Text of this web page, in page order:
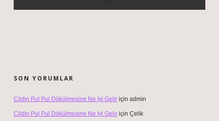
SON YORUMLAR
Cildin Pul Pul Dökülmesine Ne Iyi Gelir için admin
Cildin Pul Pul Dökülmesine Ne Iyi Gelir için Çelik